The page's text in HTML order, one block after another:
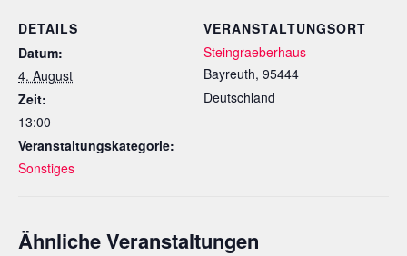
DETAILS
Datum:
4. August
Zeit:
13:00
Veranstaltungskategorie:
Sonstiges
VERANSTALTUNGSORT
Steingraeberhaus
Bayreuth, 95444
Deutschland
Ähnliche Veranstaltungen